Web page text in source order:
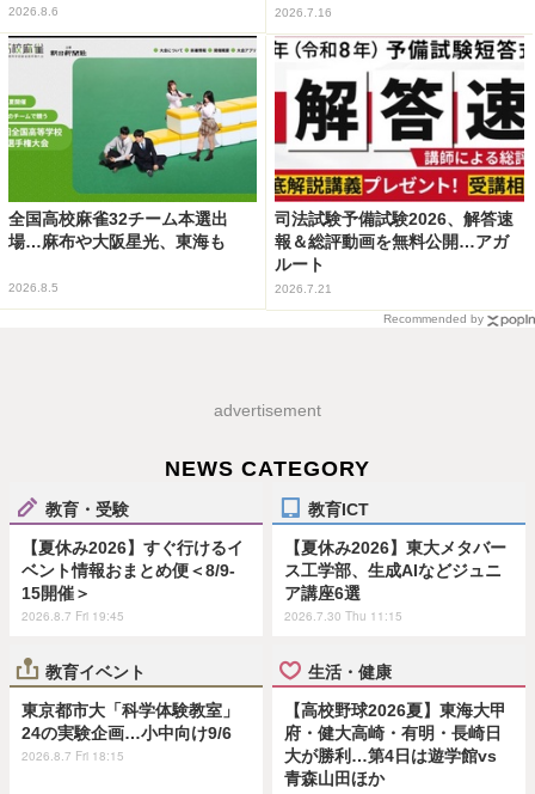
2026.8.6 2026.7.16
全国高校麻雀32チーム本選出
場…麻布や大阪星光、東海も
2026.8.5
司法試験予備試験2026、解答速
報＆総評動画を無料公開…アガ
ルート
2026.7.21
Recommended by
advertisement
NEWS CATEGORY
教育・受験
【夏休み2026】すぐ行けるイ
ベント情報おまとめ便＜8/9-
15開催＞
2026.8.7 Fri 19:45
教育ICT
【夏休み2026】東大メタバー
ス工学部、生成AIなどジュニ
ア講座6選
2026.7.30 Thu 11:15
教育イベント
東京都市大「科学体験教室」
24の実験企画…小中向け9/6
2026.8.7 Fri 18:15
生活・健康
【高校野球2026夏】東海大甲
府・健大高崎・有明・長崎日
大が勝利…第4日は遊学館vs
青森山田ほか